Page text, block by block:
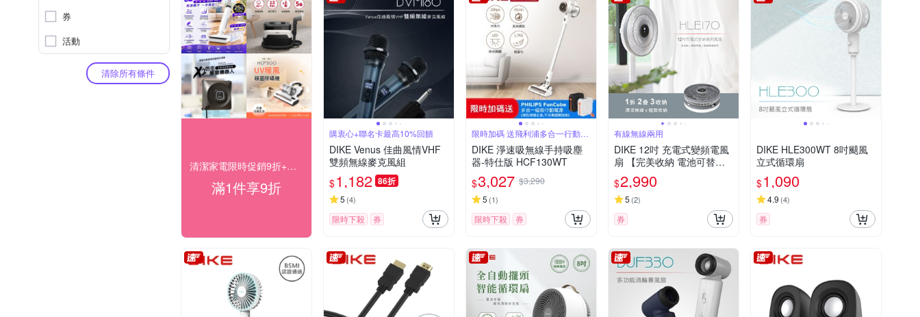
券
活動
清除所有條件
清潔家電限時促銷9折+快速到貨
滿1件享9折
購衷心+聯名卡最高10%回饋
DIKE Venus 佳曲風情VHF
雙頻無線麥克風組
$1,182 86折
5 (4)
限時下殺 券
限時加碼 送飛利浦多合一行動電
源
DIKE 淨速吸無線手持吸塵
器-特仕版 HCF130WT
$3,027 $3,290
5 (1)
限時下殺 券
有線無線兩用
DIKE 12吋 充電式變頻電風
扇 【完美收納 電池可替
換】 電風扇 風扇 無線風扇
露營風扇 充電風扇 HLE170
WT
$2,990
5 (2)
券
DIKE HLE300WT 8吋颶風
立式循環扇
$1,090
4.9 (4)
券